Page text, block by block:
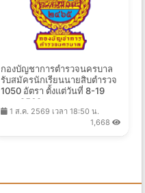
กองบัญชาการตำรวจนครบาล
รับสมัครนักเรียนนายสิบตำรวจ
1050 อัตรา ตั้งแต่วันที่ 8-19
ส.ค. 2569
1 ส.ค. 2569 เวลา 18:50 น.
1,668